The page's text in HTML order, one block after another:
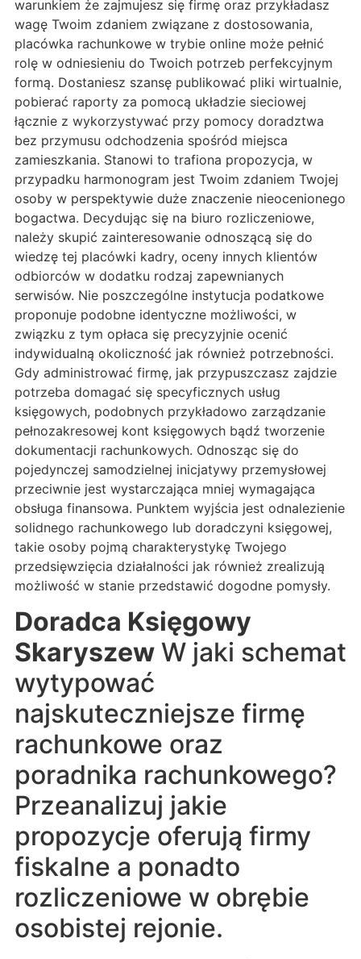
warunkiem że zajmujesz się firmę oraz przykładasz
wagę Twoim zdaniem związane z dostosowania,
placówka rachunkowe w trybie online może pełnić
rolę w odniesieniu do Twoich potrzeb perfekcyjnym
formą. Dostaniesz szansę publikować pliki wirtualnie,
pobierać raporty za pomocą układzie sieciowej
łącznie z wykorzystywać przy pomocy doradztwa
bez przymusu odchodzenia spośród miejsca
zamieszkania. Stanowi to trafiona propozycja, w
przypadku harmonogram jest Twoim zdaniem Twojej
osoby w perspektywie duże znaczenie nieocenionego
bogactwa. Decydując się na biuro rozliczeniowe,
należy skupić zainteresowanie odnoszącą się do
wiedzę tej placówki kadry, oceny innych klientów
odbiorców w dodatku rodzaj zapewnianych
serwisów. Nie poszczególne instytucja podatkowe
proponuje podobne identyczne możliwości, w
związku z tym opłaca się precyzyjnie ocenić
indywidualną okoliczność jak również potrzebności.
Gdy administrować firmę, jak przypuszczasz zajdzie
potrzeba domagać się specyficznych usług
księgowych, podobnych przykładowo zarządzanie
pełnozakresowej kont księgowych bądź tworzenie
dokumentacji rachunkowych. Odnosząc się do
pojedynczej samodzielnej inicjatywy przemysłowej
przeciwnie jest wystarczająca mniej wymagająca
obsługa finansowa. Punktem wyjścia jest odnalezienie
solidnego rachunkowego lub doradczyni księgowej,
takie osoby pojmą charakterystykę Twojego
przedsięwzięcia działalności jak również zrealizują
możliwość w stanie przedstawić dogodne pomysły.
Doradca Księgowy
Skaryszew W jaki schemat
wytypować
najskuteczniejsze firmę
rachunkowe oraz
poradnika rachunkowego?
Przeanalizuj jakie
propozycje oferują firmy
fiskalne a ponadto
rozliczeniowe w obrębie
osobistej rejonie.